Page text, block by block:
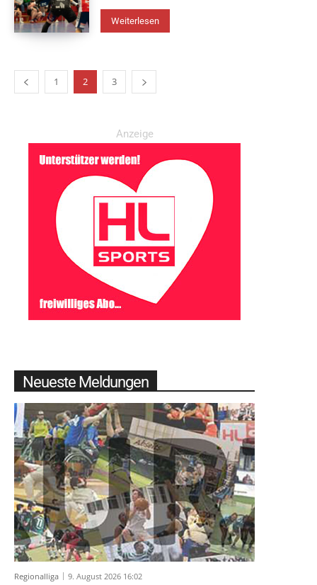
Weiterlesen
1 2 3
Anzeige
Neueste Meldungen
Regionalliga 9. August 2026 16:02